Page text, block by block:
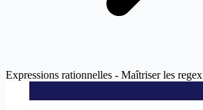
Expressions rationnelles - Maîtriser les